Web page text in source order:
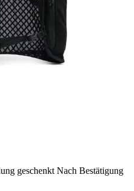
geschenkt Nach Bestätigung